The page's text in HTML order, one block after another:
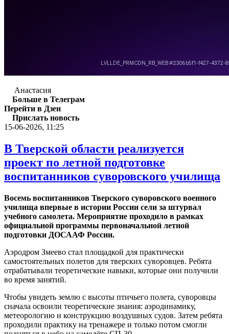
Анастасия
Больше в Телеграм
Перейти в Дзен
Прислать новость
15-06-2026, 11:25
В Тверской области реализуется
проект по летной подготовке
воспитанников суворовского училища
Восемь воспитанников Тверского суворовского военного
училища впервые в истории России сели за штурвал
учебного самолета. Мероприятие проходило в рамках
официальной программы первоначальной летной
подготовки ДОСААФ России.
Аэродром Змеево стал площадкой для практически
самостоятельных полетов для тверских суворовцев. Ребята
отрабатывали теоретические навыки, которые они получили
во время занятий.
Чтобы увидеть землю с высоты птичьего полета, суворовцы
сначала освоили теоретические знания: аэродинамику,
метеорологию и конструкцию воздушных судов. Затем ребята
проходили практику на тренажере и только потом смогли